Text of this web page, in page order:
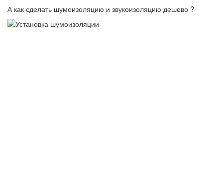
А как сделать шумоизоляцию и звукоизоляцию дешево ?